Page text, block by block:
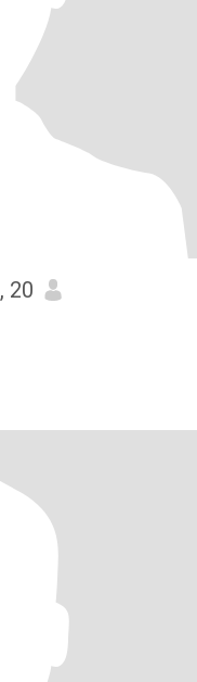
, 20